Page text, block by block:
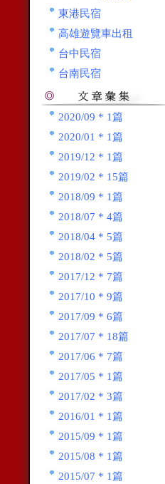
東港民宿
高雄遊覽車出租
台中民宿
台南民宿
2020/09 * 1篇
2020/01 * 1篇
2019/12 * 1篇
2019/02 * 15篇
2018/09 * 1篇
2018/07 * 4篇
2018/04 * 5篇
2018/02 * 5篇
2017/12 * 7篇
2017/10 * 9篇
2017/09 * 6篇
2017/07 * 18篇
2017/06 * 7篇
2017/05 * 1篇
2017/02 * 3篇
2016/01 * 1篇
2015/09 * 1篇
2015/08 * 1篇
2015/07 * 1篇